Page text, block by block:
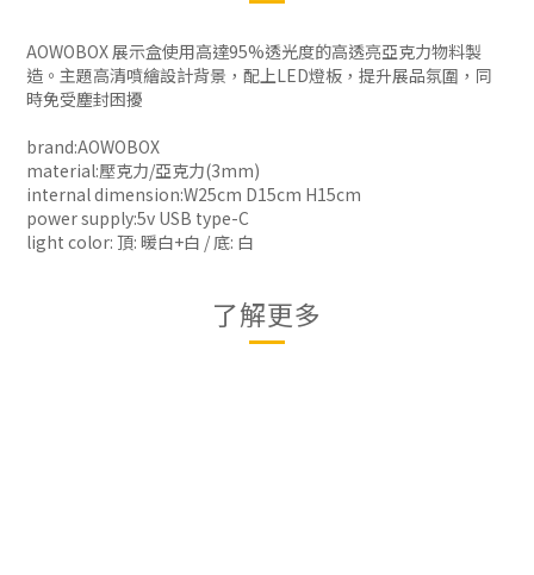
AOWOBOX 展示盒使用高達95%透光度的高透亮亞克力物料製
造。主題高清噴繪設計背景，配上LED燈板，提升展品氛圍，同
時免受塵封困擾
brand:AOWOBOX
material:壓克力/亞克力(3mm)
internal dimension:W25cm D15cm H15cm
power supply:5v USB type-C
light color: 頂: 暖白+白 / 底: 白
了解更多